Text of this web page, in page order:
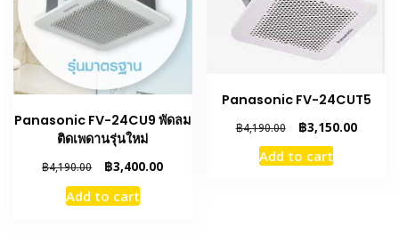
Panasonic FV-24CU9 พัดลม
ติดเพดานรุ่นใหม่
฿4,190.00
Original
price
was:
฿3,400.00Current
Add to cart
Panasonic FV-24CUT5
฿4,190.00
Original
price
was:
฿3,150.00Current
Add to cart